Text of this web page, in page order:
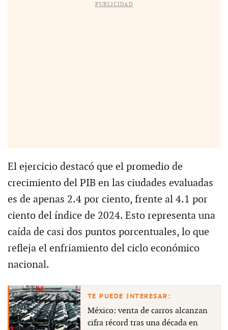
PUBLICIDAD
El ejercicio destacó que el promedio de
crecimiento del PIB en las ciudades evaluadas
es de apenas 2.4 por ciento, frente al 4.1 por
ciento del índice de 2024. Esto representa una
caída de casi dos puntos porcentuales, lo que
refleja el enfriamiento del ciclo económico
nacional.
México: venta de carros alcanzan
cifra récord tras una década en